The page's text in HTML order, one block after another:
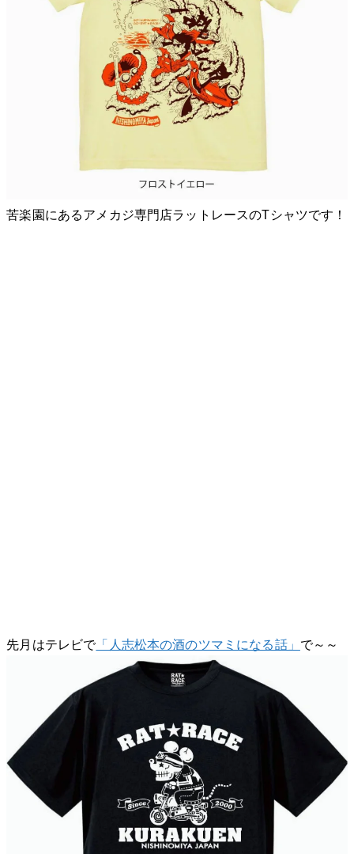
苦楽園にあるアメカジ専門店ラットレースのTシャツです！
先月はテレビで「人志松本の酒のツマミになる話」 で～～